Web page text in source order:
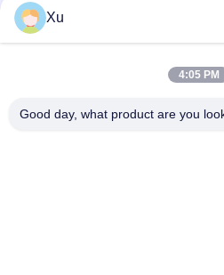
Xu
4:05 PM
Good day, what product are you